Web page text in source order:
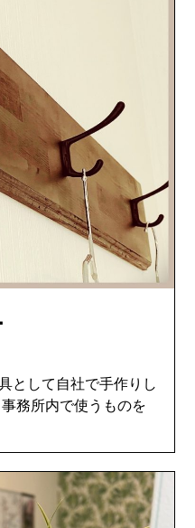
として自社で手作りし
務所内で使うものを